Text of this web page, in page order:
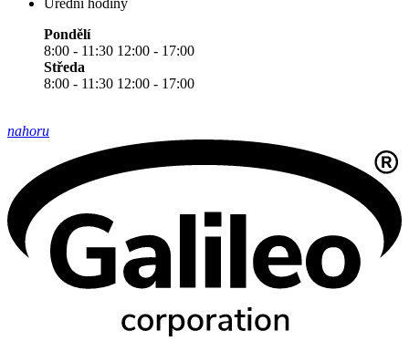
Úřední hodiny
Pondělí
8:00 - 11:30 12:00 - 17:00
Středa
8:00 - 11:30 12:00 - 17:00
nahoru